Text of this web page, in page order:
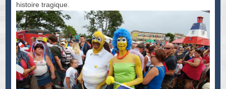
histoire tragique.